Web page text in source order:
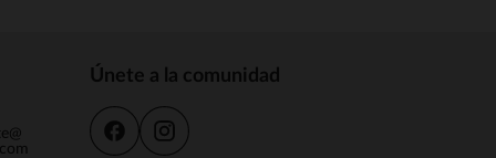
Únete a la comunidad